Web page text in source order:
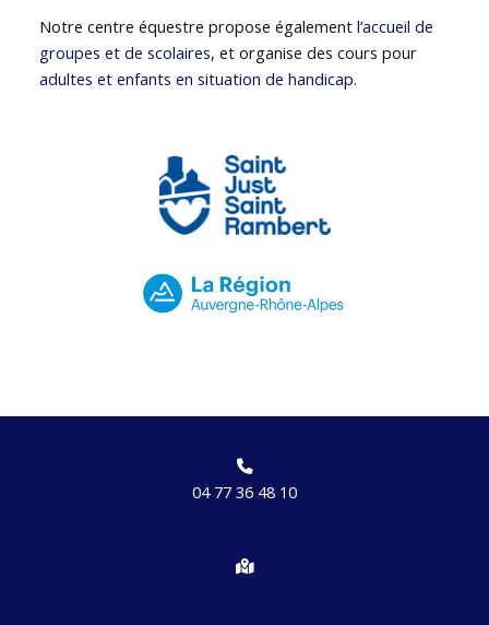
Notre centre équestre propose égalementl’accueil de
groupes et de scolaires, et organise des cours pour
adultes et enfants en situation de handicap.
04 77 36 48 10